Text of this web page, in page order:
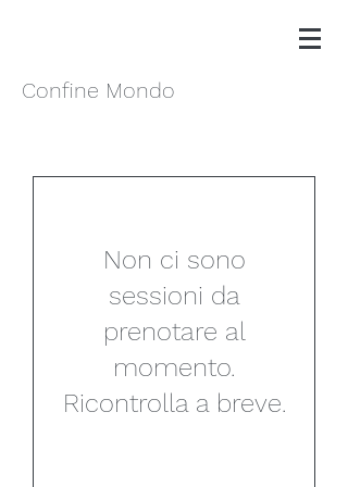
Confine Mondo
Non ci sono
sessioni da
prenotare al
momento.
Ricontrolla a breve.